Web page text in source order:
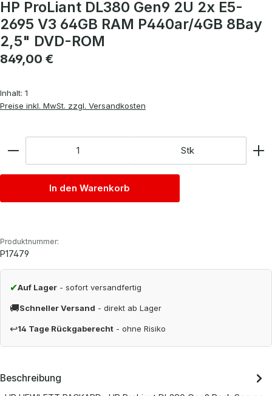
HP ProLiant DL380 Gen9 2U 2x E5-
2695 V3 64GB RAM P440ar/4GB 8Bay
2,5" DVD-ROM
Regulärer Preis:
849,00 €
Inhalt: 1
Preise inkl. MwSt. zzgl. Versandkosten
Stk
In den Warenkorb
Produktnummer:
P17479
✔Auf Lager - sofort versandfertig
🚚Schneller Versand - direkt ab Lager
↩14 Tage Rückgaberecht - ohne Risiko
Beschreibung